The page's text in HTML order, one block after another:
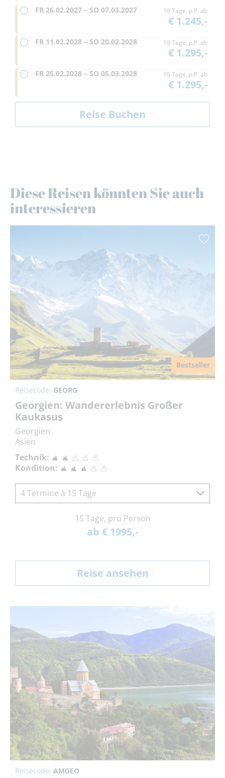
FR 26.02.2027 – SO 07.03.2027 10 Tage, p.P. ab
€ 1.245,-
FR 11.02.2028 – SO 20.02.2028 10 Tage, p.P. ab
€ 1.295,-
FR 25.02.2028 – SO 05.03.2028 10 Tage, p.P. ab
€ 1.295,-
Diese Reisen könnten Sie auch
interessieren
Bestseller
Reisecode: GEORG
Georgien: Wandererlebnis Großer
Kaukasus
Georgien
Asien
Technik:
Kondition:
4 Termine à 15 Tage
15 Tage, pro Person
ab € 1995,-
Reise ansehen
Reisecode: AMGEO